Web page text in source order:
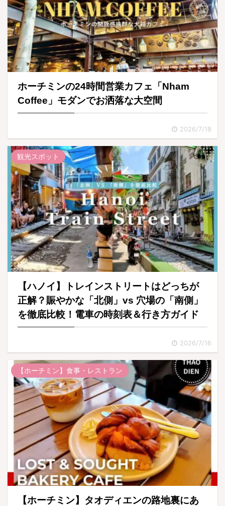
ホーチミンの24時間営業カフェ「Nham
Coffee」モダンでお洒落な大空間
2026/7/18
観光スポット
【ハノイ】トレインストリートはどっちが
正解？賑やかな「北側」vs 穴場の「南側」
を徹底比較！電車の時刻表＆行き方ガイド
2026/7/16
【ホーチミン】食事・レストラン
【ホーチミン】タオディエンの路地裏にあ